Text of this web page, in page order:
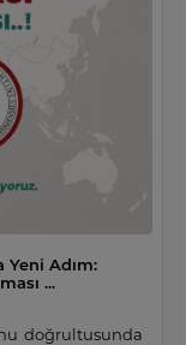
Yeni Adım:
...
doğrultusunda